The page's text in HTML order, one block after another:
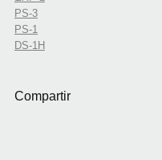
PS-3
PS-1
DS-1H
Compartir